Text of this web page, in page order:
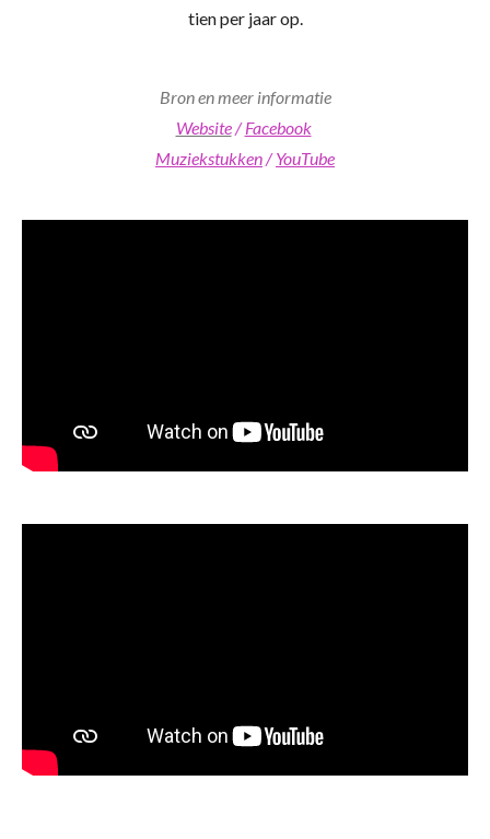
tien per jaar op.
Bron en meer informatie
Website/Facebook
Muziekstukken/YouTube